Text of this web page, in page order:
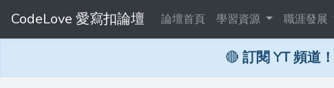
CodeLove 愛寫扣論壇 論壇首頁 學習資源 職涯發展
🔴 訂閱 YT 頻道！